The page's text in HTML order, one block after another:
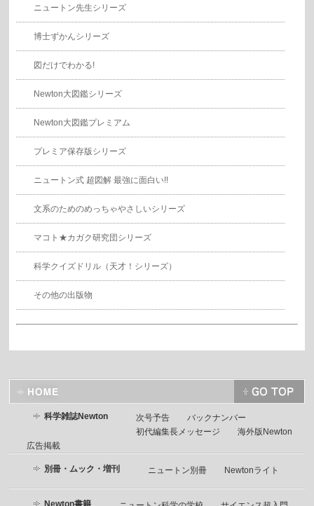
ニュートン先生シリーズ
博士ずかんシリーズ
図だけでわかる!
Newton大図鑑シリーズ
Newton大図鑑プレミアム
プレミア保存版シリーズ
ニュートン式 超図解 最強に面白い!!
文系のためのめっちゃやさしいシリーズ
マコト★カガク研究団シリーズ
科学クイズドリル（天才！シリーズ）
その他の出版物
科学雑誌Newton 次号予告
バックナンバー
初代編集長メッセージ
海外版Newton
広告掲載
別冊・ムック・増刊 ニュートン別冊 Newtonライト
Newton書籍